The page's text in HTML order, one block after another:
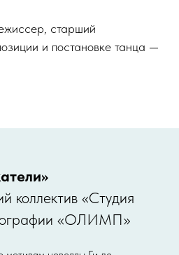
старший
и постановке танца —
коллектив «Студия
«ОЛИМП»